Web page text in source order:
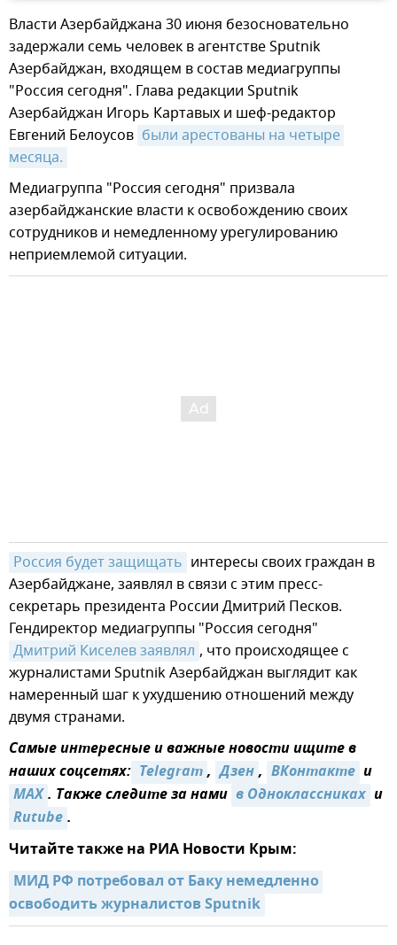
Власти Азербайджана 30 июня безосновательно
задержали семь человек в агентстве Sputnik
Азербайджан, входящем в состав медиагруппы
"Россия сегодня". Глава редакции Sputnik
Азербайджан Игорь Картавых и шеф-редактор
Евгений Белоусов были арестованы на четыре
месяца.
Медиагруппа "Россия сегодня" призвала
азербайджанские власти к освобождению своих
сотрудников и немедленному урегулированию
неприемлемой ситуации.
Россия будет защищать интересы своих граждан в
Азербайджане, заявлял в связи с этим пресс-
секретарь президента России Дмитрий Песков.
Гендиректор медиагруппы "Россия сегодня"
Дмитрий Киселев заявлял , что происходящее с
журналистами Sputnik Азербайджан выглядит как
намеренный шаг к ухудшению отношений между
двумя странами.
Самые интересные и важные новости ищите в
наших соцсетях: Telegram, Дзен, ВКонтакте и
MAX. Также следите за нами в Одноклассниках и
Rutube.
Читайте также на РИА Новости Крым:
МИД РФ потребовал от Баку немедленно
освободить журналистов Sputnik